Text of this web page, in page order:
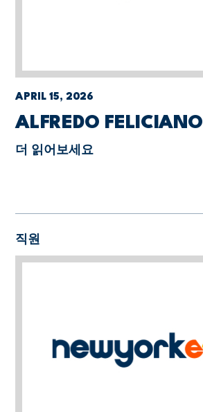
APRIL 15, 2026
ALFREDO FELICIANO
더 읽어보세요
직원